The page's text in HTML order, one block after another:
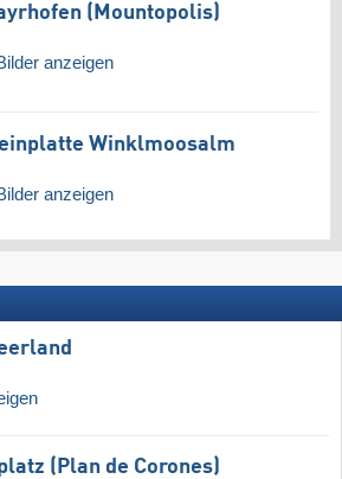
(Mountopolis)
anzeigen
Winklmoosalm
anzeigen
(Plan de Corones)